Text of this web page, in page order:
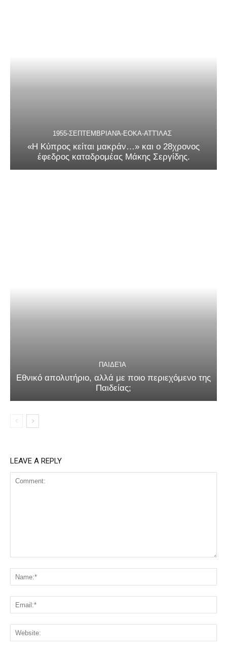
1955-ΣΕΠΤΕΜΒΡΙΑΝΆ-ΕΟΚΑ-ΑΤΤΊΛΑΣ
«Η Κύπρος κείται μακράν…» και ο 28χρονος
έφεδρος καταδρομέας Μάκης Σεργίδης.
ΠΑΙΔΕΊΑ
Εθνικό απολυτήριο, αλλά με ποιο περιεχόμενο της
Παιδείας;
LEAVE A REPLY